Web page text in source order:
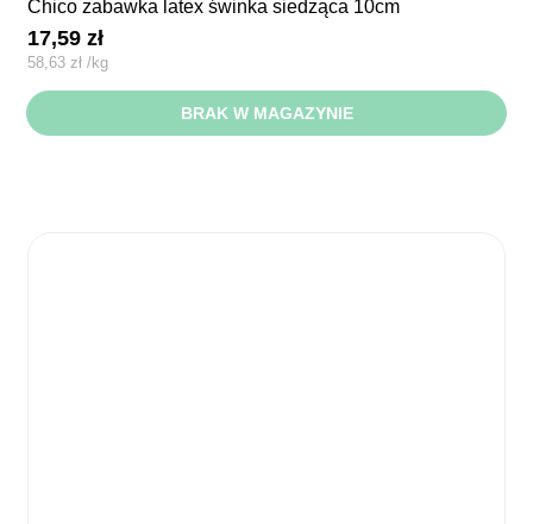
chico zabawka latex świnka siedząca 10cm
17,59zł
58,63zł /kg
BRAK W MAGAZYNIE